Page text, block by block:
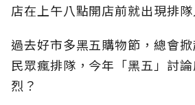
店在上午八點開店前就出現排隊
過去好市多黑五購物節，總會
民眾瘋排隊，今年「黑五」討
烈？